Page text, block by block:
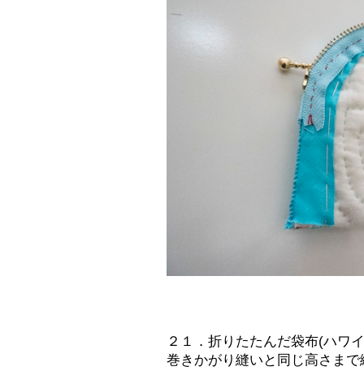
２１．折りたたんだ袋布(ハワ
巻きかがり縫いと同じ高さま